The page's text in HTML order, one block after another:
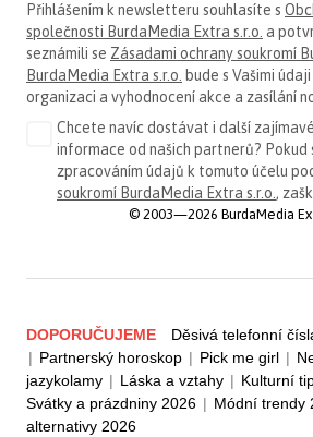
Přihlášením k newsletteru souhlasíte s
společnosti BurdaMedia Extra s.r.o. a
seznámili se Zásadami ochrany soukromí
BurdaMedia Extra s.r.o. bude s Vašimi
organizaci a vyhodnocení akce a zasílání
Chcete navíc dostávat i další
informace od našich partnerů? Pokud
zpracováním údajů k tomuto účelu
soukromí BurdaMedia Extra s.r.o.,
© 2003—2026 BurdaMedia
DOPORUČUJEME Děsivá telefonní
| Partnerský horoskop | Pick me girl |
jazykolamy | Láska a vztahy | Kulturní
Svátky a prázdniny 2026 | Módní trendy
alternativy 2026